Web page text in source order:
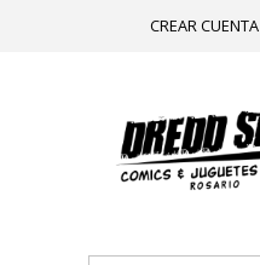
CREAR CUENTA